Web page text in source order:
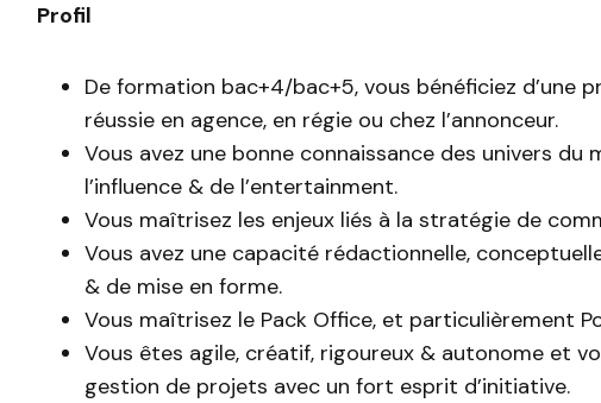
Profil
De formation bac+4/bac+5, vous bénéficiez d’une
réussie en agence, en régie ou chez l’annonceur.
Vous avez une bonne connaissance des univers du
l’influence & de l’entertainment.
Vous maîtrisez les enjeux liés à la stratégie de
Vous avez une capacité rédactionnelle,
& de mise en forme.
Vous maîtrisez le Pack Office, et particulièrement
Vous êtes agile, créatif, rigoureux & autonome et
gestion de projets avec un fort esprit d’initiative.